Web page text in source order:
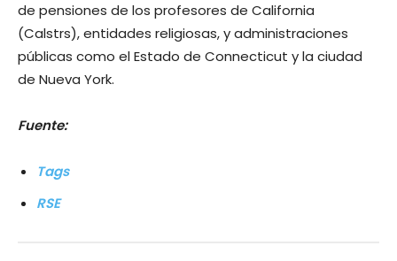
de pensiones de los profesores de California
(Calstrs), entidades religiosas, y administraciones
públicas como el Estado de Connecticut y la ciudad
de Nueva York.
Fuente:
Tags
RSE